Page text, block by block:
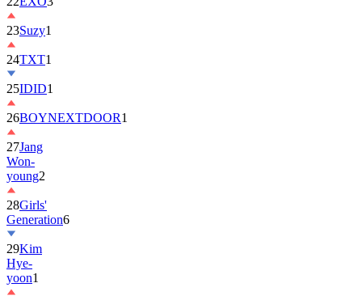
23Suzy1
24TXT1
25IDID1
26BOYNEXTDOOR1
27Jang
Won-
young2
28Girls'
Generation6
29Kim
Hye-
yoon1